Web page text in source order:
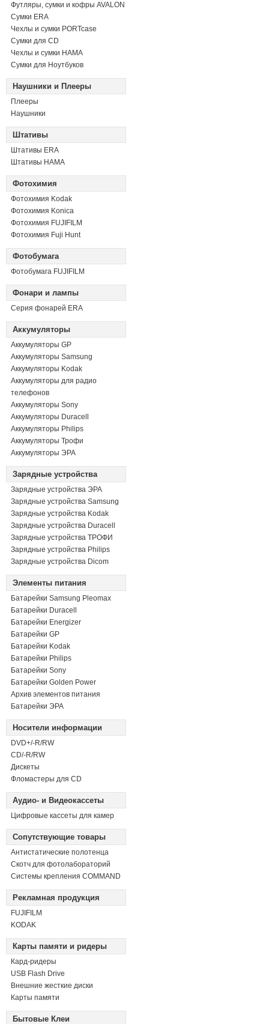
Футляры, сумки и кофры AVALON
Сумки ERA
Чехлы и сумки PORTcase
Сумки для CD
Чехлы и сумки HAMA
Сумки для Ноутбуков
Наушники и Плееры
Плееры
Наушники
Штативы
Штативы ERA
Штативы HAMA
Фотохимия
Фотохимия Kodak
Фотохимия Konica
Фотохимия FUJIFILM
Фотохимия Fuji Hunt
Фотобумага
Фотобумага FUJIFILM
Фонари и лампы
Серия фонарей ERA
Аккумуляторы
Аккумуляторы GP
Аккумуляторы Samsung
Аккумуляторы Kodak
Аккумуляторы для радио
телефонов
Аккумуляторы Sony
Аккумуляторы Duracell
Аккумуляторы Philips
Аккумуляторы Трофи
Аккумуляторы ЭРА
Зарядные устройства
Зарядные устройства ЭРА
Зарядные устройства Samsung
Зарядные устройства Kodak
Зарядные устройства Duracell
Зарядные устройства ТРОФИ
Зарядные устройства Philips
Зарядные устройства Dicom
Элементы питания
Батарейки Samsung Pleomax
Батарейки Duracell
Батарейки Energizer
Батарейки GP
Батарейки Kodak
Батарейки Philips
Батарейки Sony
Батарейки Golden Power
Архив элементов питания
Батарейки ЭРА
Носители информации
DVD+/-R/RW
СD/-R/RW
Дискеты
Фломастеры для CD
Аудио- и Видеокассеты
Цифровые кассеты для камер
Сопутствующие товары
Антистатические полотенца
Скотч для фотолабораторий
Системы крепления COMMAND
Рекламная продукция
FUJIFILM
KODAK
Карты памяти и ридеры
Кард-ридеры
USB Flash Drive
Внешние жесткие диски
Карты памяти
Бытовые Клеи